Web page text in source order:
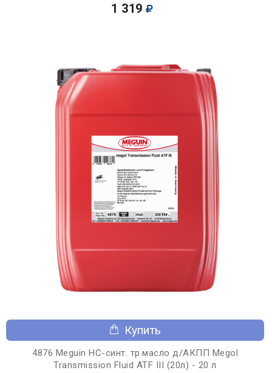
1 319
Купить
4876 Meguin НС-синт. тр.масло д/АКПП Megol
Transmission Fluid ATF III (20л) - 20 л